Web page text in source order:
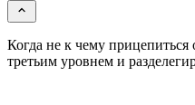
Когда не к чему
третьим уровнем и